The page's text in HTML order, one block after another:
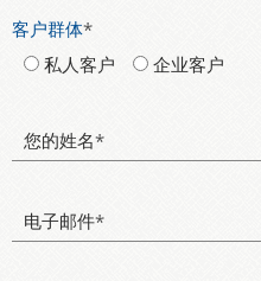
客户群体*
私人客户
企业客户
您的姓名*
电子邮件*